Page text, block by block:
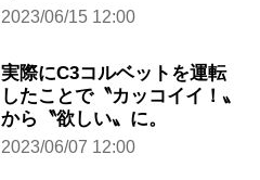
2023/06/15 12:00
実際にC3コルベットを運転
したことで〝カッコイイ！〟
から〝欲しい〟に。
2023/06/07 12:00